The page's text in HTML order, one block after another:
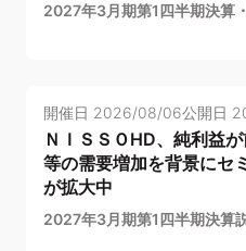
2027年3月期第1四半期決算
開催日 2026/08/06公開日
ＮＩＳＳＯHD、純利益
等の需要増加を背景にセ
が拡大中
2027年3月期第1四半期決算